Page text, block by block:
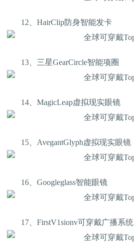
12、HairClip防身智能发卡
13、三星GearCircle智能项圈
14、MagicLeap虚拟现实眼镜
15、AvegantGlyph虚拟现实眼镜
16、Googleglass智能眼镜
17、FirstV1sionv可穿戴广播系统